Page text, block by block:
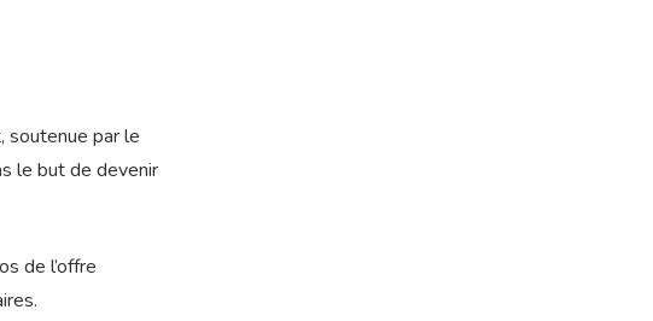
soutenue par le
le but de devenir
de l’offre